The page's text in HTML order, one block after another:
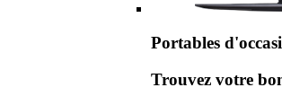
Portables
Trouvez votre